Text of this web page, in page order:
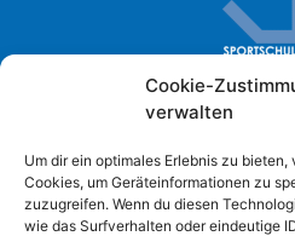
Cookie-
verwalten
Um dir ein optimales Erlebnis zu
Cookies, um Geräteinformationen zu
zuzugreifen. Wenn du diesen
wie das Surfverhalten oder eindeutige
Sportschule Oberhaching · Im
+49 (0) 89 61384-0
info@sportschule-